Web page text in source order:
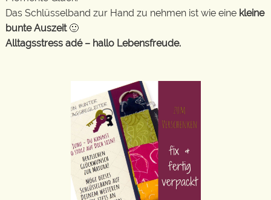
Das Schlüsselband zur Hand zu nehmen ist wie eine kleine
bunte Auszeit🙂
Alltagsstress adé – hallo Lebensfreude.